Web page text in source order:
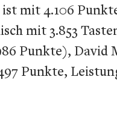
mit 4.106
mit 3.853
Punkte), David
Punkte,